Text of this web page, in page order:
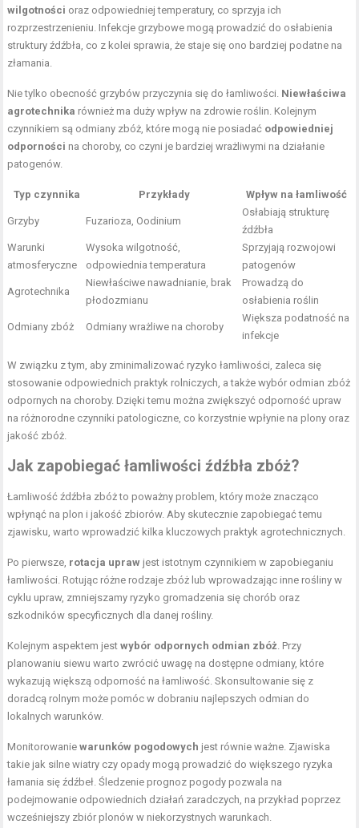
wilgotności oraz odpowiedniej temperatury, co sprzyja ich
rozprzestrzenieniu. Infekcje grzybowe mogą prowadzić do osłabienia
struktury źdźbła, co z kolei sprawia, że staje się ono bardziej podatne na
złamania.
Nie tylko obecność grzybów przyczynia się do łamliwości. Niewłaściwa
agrotechnika również ma duży wpływ na zdrowie roślin. Kolejnym
czynnikiem są odmiany zbóż, które mogą nie posiadać odpowiedniej
odporności na choroby, co czyni je bardziej wrażliwymi na działanie
patogenów.
Typ czynnika Przykłady Wpływ na łamliwość
Grzyby Fuzarioza, Oodinium
Osłabiają strukturę
źdźbła
Warunki
atmosferyczne
Wysoka wilgotność,
odpowiednia temperatura
Sprzyjają rozwojowi
patogenów
Agrotechnika
Niewłaściwe nawadnianie, brak
płodozmianu
Prowadzą do
osłabienia roślin
Odmiany zbóż Odmiany wrażliwe na choroby
Większa podatność na
infekcje
W związku z tym, aby zminimalizować ryzyko łamliwości, zaleca się
stosowanie odpowiednich praktyk rolniczych, a także wybór odmian zbóż
odpornych na choroby. Dzięki temu można zwiększyć odporność upraw
na różnorodne czynniki patologiczne, co korzystnie wpłynie na plony oraz
jakość zbóż.
Jak zapobiegać łamliwości źdźbła zbóż?
Łamliwość źdźbła zbóż to poważny problem, który może znacząco
wpłynąć na plon i jakość zbiorów. Aby skutecznie zapobiegać temu
zjawisku, warto wprowadzić kilka kluczowych praktyk agrotechnicznych.
Po pierwsze, rotacja upraw jest istotnym czynnikiem w zapobieganiu
łamliwości. Rotując różne rodzaje zbóż lub wprowadzając inne rośliny w
cyklu upraw, zmniejszamy ryzyko gromadzenia się chorób oraz
szkodników specyficznych dla danej rośliny.
Kolejnym aspektem jestwybór odpornych odmian zbóż. Przy
planowaniu siewu warto zwrócić uwagę na dostępne odmiany, które
wykazują większą odporność na łamliwość. Skonsultowanie się z
doradcą rolnym może pomóc w dobraniu najlepszych odmian do
lokalnych warunków.
Monitorowaniewarunków pogodowych jest równie ważne. Zjawiska
takie jak silne wiatry czy opady mogą prowadzić do większego ryzyka
łamania się źdźbeł. Śledzenie prognoz pogody pozwala na
podejmowanie odpowiednich działań zaradczych, na przykład poprzez
wcześniejszy zbiór plonów w niekorzystnych warunkach.